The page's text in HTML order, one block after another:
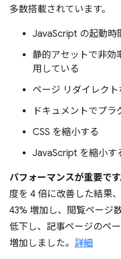
多数搭載されています。
JavaScript の起動時
静的アセットで非効
用している
ページ リダイレクト
ドキュメントでプ
CSS を縮小する
JavaScript を縮小す
パフォーマンスが重要です
度を 4 倍に改善した結果
43% 増加し、閲覧ページ
低下し、記事ページのペ
増加しました。 詳細